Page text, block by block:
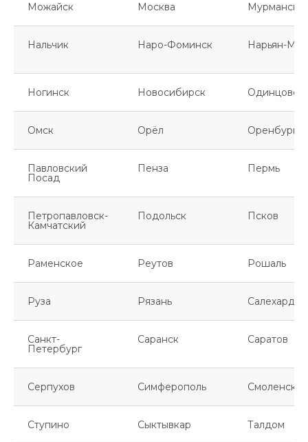
Можайск Москва Мурманск
Нальчик Наро-Фоминск Нарьян-Мар
Ногинск Новосибирск Одинцово
Омск Орёл Оренбург
Павловский
Посад
Пенза Пермь
Петропавловск-
Камчатский
Подольск Псков
Раменское Реутов Рошаль
Руза Рязань Салехард
Санкт-
Петербург
Саранск Саратов
Серпухов Симферополь Смоленск
Ступино Сыктывкар Талдом